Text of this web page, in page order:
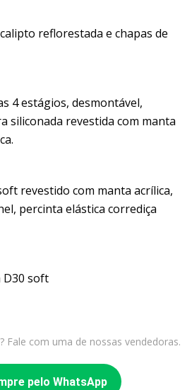
reflorestada e chapas de
4 estágios, desmontável,
siliconada revestida com manta
revestido com manta acrílica,
percinta elástica corrediça
D30 soft
Fale com uma de nossas vendedoras.
pelo WhatsApp